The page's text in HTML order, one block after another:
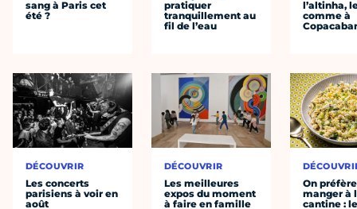
sang à Paris cet
été ?
DÉCOUVRIR
Les concerts
parisiens à voir en
août
pratiquer
tranquillement au
fil de l’eau
DÉCOUVRIR
Les meilleures
expos du moment
à faire en famille
l’altinha,
comme à
On préfère
manger à
cantine :